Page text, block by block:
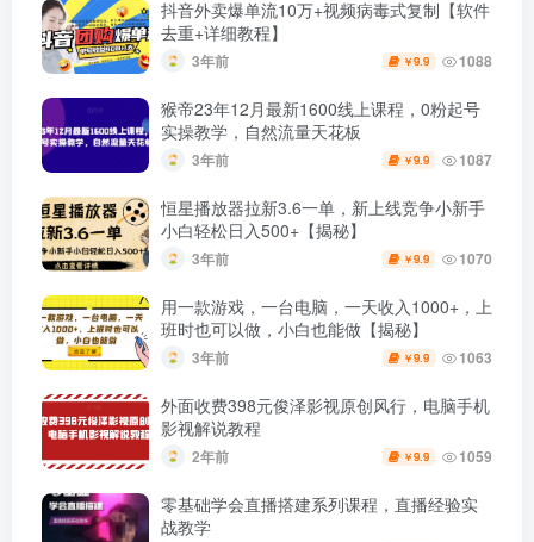
抖音外卖爆单流10万+视频病毒式复制【软件
去重+详细教程】
3年前 ￥9.9 1088
猴帝23年12月最新1600线上课程，0粉起号
实操教学，自然流量天花板
3年前 ￥9.9 1087
恒星播放器拉新3.6一单，新上线竞争小新手
小白轻松日入500+【揭秘】
3年前 ￥9.9 1070
用一款游戏，一台电脑，一天收入1000+，上
班时也可以做，小白也能做【揭秘】
3年前 ￥9.9 1063
外面收费398元俊泽影视原创风行，电脑手机
影视解说教程
2年前 ￥9.9 1059
零基础学会直播搭建系列课程，​直播经验实
战教学